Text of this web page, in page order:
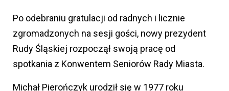
Po odebraniu gratulacji od radnych i licznie
zgromadzonych na sesji gości, nowy prezydent
Rudy Śląskiej rozpoczął swoją pracę od
spotkania z Konwentem Seniorów Rady Miasta.
Michał Pierończyk urodził się w 1977 roku